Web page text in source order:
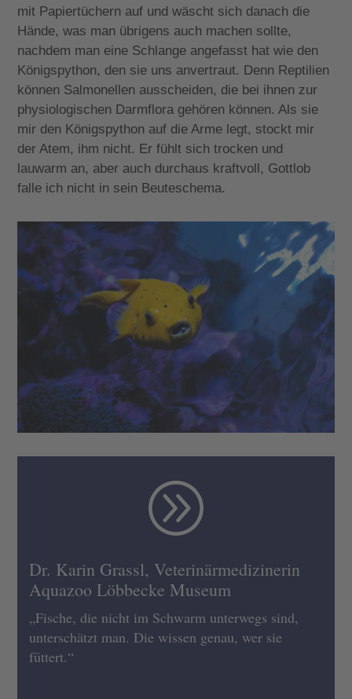
mit Papiertüchern auf und wäscht sich danach die
Hände, was man übrigens auch machen sollte,
nachdem man eine Schlange angefasst hat wie den
Königspython, den sie uns anvertraut. Denn Reptilien
können Salmonellen ausscheiden, die bei ihnen zur
physiologischen Darmflora gehören können. Als sie
mir den Königspython auf die Arme legt, stockt mir
der Atem, ihm nicht. Er fühlt sich trocken und
lauwarm an, aber auch durchaus kraftvoll, Gottlob
falle ich nicht in sein Beuteschema.
A
Dr. Karin Grassl, Veterinärmedizinerin
Aquazoo Löbbecke Museum
„Fische, die nicht im Schwarm unterwegs sind,
unterschätzt man. Die wissen genau, wer sie
füttert.“